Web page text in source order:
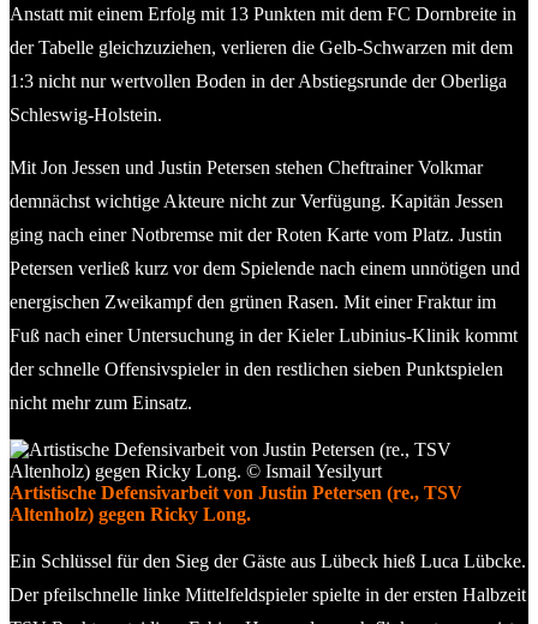
Anstatt mit einem Erfolg mit 13 Punkten mit dem FC Dornbreite in
der Tabelle gleichzuziehen, verlieren die Gelb-Schwarzen mit dem
1:3 nicht nur wertvollen Boden in der Abstiegsrunde der Oberliga
Schleswig-Holstein.
Mit Jon Jessen und Justin Petersen stehen Cheftrainer Volkmar
demnächst wichtige Akteure nicht zur Verfügung. Kapitän Jessen
ging nach einer Notbremse mit der Roten Karte vom Platz. Justin
Petersen verließ kurz vor dem Spielende nach einem unnötigen und
energischen Zweikampf den grünen Rasen. Mit einer Fraktur im
Fuß nach einer Untersuchung in der Kieler Lubinius-Klinik kommt
der schnelle Offensivspieler in den restlichen sieben Punktspielen
nicht mehr zum Einsatz.
Artistische Defensivarbeit von Justin Petersen (re., TSV
Altenholz) gegen Ricky Long.
Ein Schlüssel für den Sieg der Gäste aus Lübeck hieß Luca Lübcke.
Der pfeilschnelle linke Mittelfeldspieler spielte in der ersten Halbzeit